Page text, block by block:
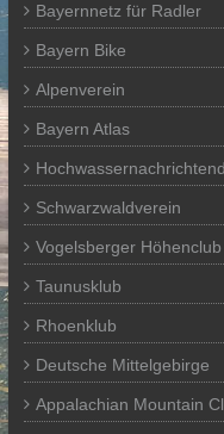
Bayernnetz für Radler
Bayern Bike
Alpenverein
Bayern Atlas
Schwarzwaldverein
Vogelsberger Höhenclub
Taunusklub
Rhoenklub
Deutsche Mittelgebirge
Appalachian Mountain